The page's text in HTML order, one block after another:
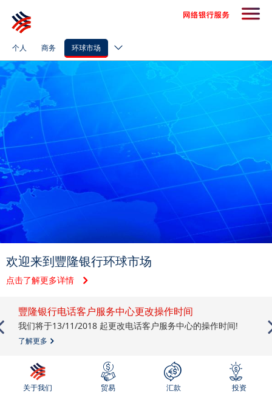
个人 商务 环球市场
欢迎来到豐隆银行环球市场
点击了解更多详情
豐隆银行电话客户服务中心更改操作时间
我们将于13/11/2018 起更改电话客户服务中心的操作时间!
了解更多
关于我们 贸易 汇款 投资